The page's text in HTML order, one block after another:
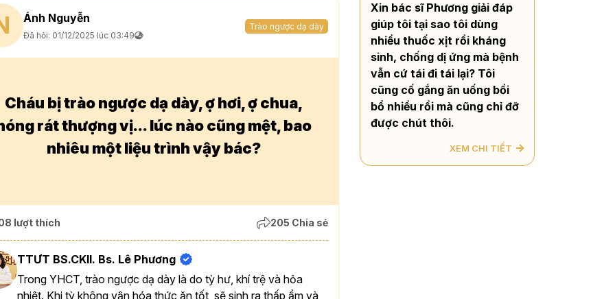
Ánh Nguyễn
Đã hỏi: 01/12/2025 lúc 03:49
Trào ngược dạ dày
Cháu bị trào ngược dạ dày, ợ hơi, ợ chua,
rát thượng vị... lúc nào cũng mệt, bao
nhiêu một liệu trình vậy bác?
lượt thích 205 Chia sẻ
TTƯT BS.CKII. Bs. Lê Phương
Trong YHCT, trào ngược dạ dày là do tỳ hư, khí trệ và hỏa
nhiệt. Khi tỳ không vận hóa thức ăn tốt, sẽ sinh ra thấp ẩm và
Xin bác sĩ Phương giải đáp
giúp tôi tại sao tôi dùng
nhiều thuốc xịt rồi kháng
sinh, chống dị ứng mà bệnh
vẫn cứ tái đi tái lại? Tôi
cũng cố gắng ăn uống bồi
bổ nhiều rồi mà cũng chỉ đỡ
được chút thôi.
XEM CHI TIẾT